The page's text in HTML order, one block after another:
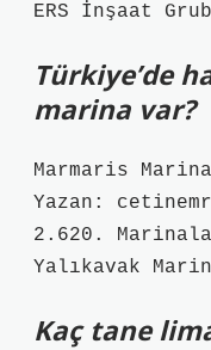
ERS İnşaat
Türkiye’de
marina var?
Marmaris
Yazan:
2.620.
Yalıkavak
Kaç tane